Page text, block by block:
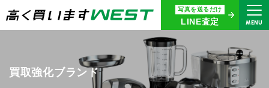
写真を送るだけ
LINE査定 MENU
まずはお気軽にお問い合わせ・
査定をご依頼ください
買取専用ダイヤル
0120-914-094
9:00〜18:30(年中無休)
買取強化ブランド